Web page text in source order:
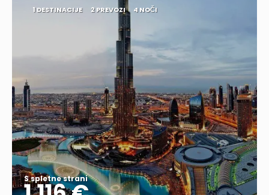
1 DESTINACIJE 2 PREVOZI 4 NOČI
S spletne strani